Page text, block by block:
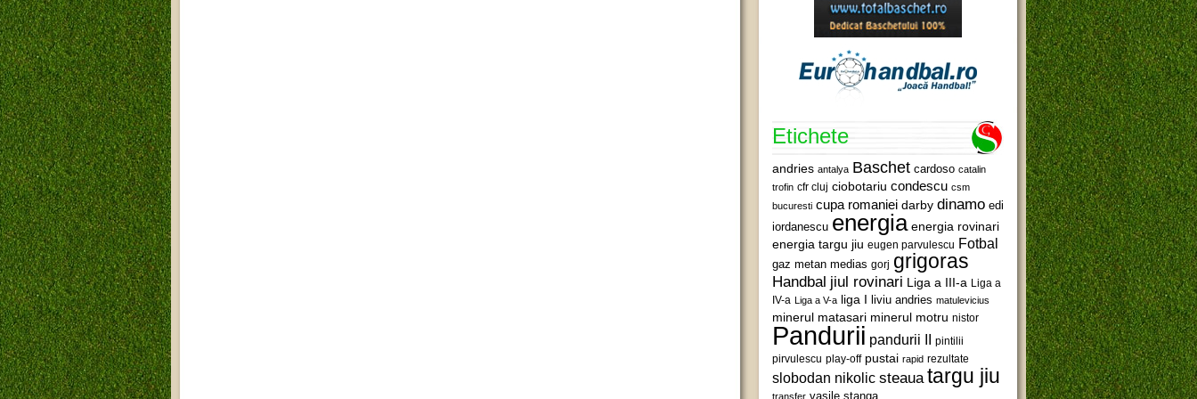
Etichete
andries antalya Baschet cardoso catalin
trofin cfr cluj ciobotariu condescu csm
bucuresti cupa romaniei darby dinamo edi
iordanescu energia energia rovinari
energia targu jiu eugen parvulescu Fotbal
gaz metan medias gorj grigoras
Handbal jiul rovinari Liga a III-a Liga a
IV-a Liga a V-a liga I liviu andries matulevicius
minerul matasari minerul motru nistor
Pandurii pandurii II pintilii
pirvulescu play-off pustai rapid rezultate
slobodan nikolic steaua targu jiu
transfer vasile stanga